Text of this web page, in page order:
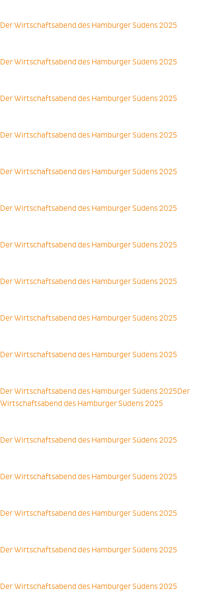
Der Wirtschaftsabend des Hamburger Südens 2025
Der Wirtschaftsabend des Hamburger Südens 2025
Der Wirtschaftsabend des Hamburger Südens 2025
Der Wirtschaftsabend des Hamburger Südens 2025
Der Wirtschaftsabend des Hamburger Südens 2025
Der Wirtschaftsabend des Hamburger Südens 2025
Der Wirtschaftsabend des Hamburger Südens 2025
Der Wirtschaftsabend des Hamburger Südens 2025
Der Wirtschaftsabend des Hamburger Südens 2025
Der Wirtschaftsabend des Hamburger Südens 2025
Der Wirtschaftsabend des Hamburger Südens 2025Der
Wirtschaftsabend des Hamburger Südens 2025
Der Wirtschaftsabend des Hamburger Südens 2025
Der Wirtschaftsabend des Hamburger Südens 2025
Der Wirtschaftsabend des Hamburger Südens 2025
Der Wirtschaftsabend des Hamburger Südens 2025
Der Wirtschaftsabend des Hamburger Südens 2025